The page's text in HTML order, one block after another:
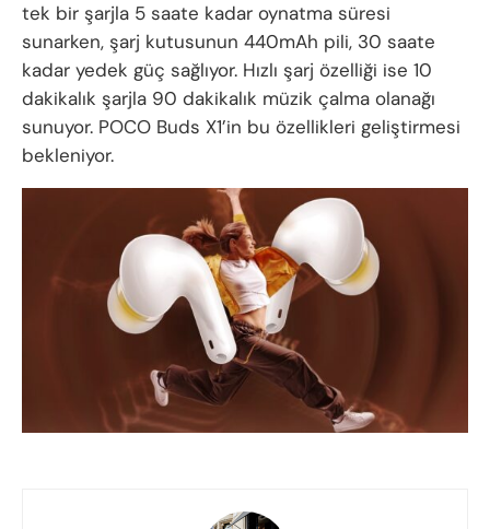
tek bir şarjla 5 saate kadar oynatma süresi
sunarken, şarj kutusunun 440mAh pili, 30 saate
kadar yedek güç sağlıyor. Hızlı şarj özelliği ise 10
dakikalık şarjla 90 dakikalık müzik çalma olanağı
sunuyor. POCO Buds X1’in bu özellikleri geliştirmesi
bekleniyor.